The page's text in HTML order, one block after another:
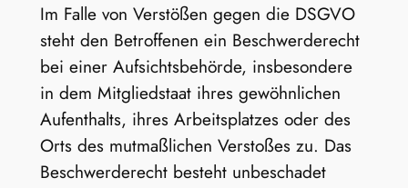
Im Falle von Verstößen gegen die DSGVO
steht den Betroffenen ein Beschwerderecht
bei einer Aufsichtsbehörde, insbesondere
in dem Mitgliedstaat ihres gewöhnlichen
Aufenthalts, ihres Arbeitsplatzes oder des
Orts des mutmaßlichen Verstoßes zu. Das
Beschwerderecht besteht unbeschadet